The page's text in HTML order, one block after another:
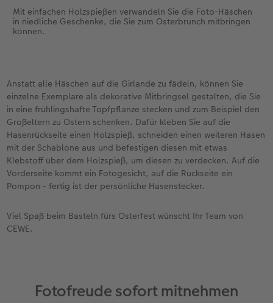
Mit einfachen Holzspießen verwandeln Sie die Foto-Häschen
in niedliche Geschenke, die Sie zum Osterbrunch mitbringen
können.
Anstatt alle Häschen auf die Girlande zu fädeln, können Sie
einzelne Exemplare als dekorative Mitbringsel gestalten, die Sie
in eine frühlingshafte Topfpflanze stecken und zum Beispiel den
Großeltern zu Ostern schenken. Dafür kleben Sie auf die
Hasenrückseite einen Holzspieß, schneiden einen weiteren Hasen
mit der Schablone aus und befestigen diesen mit etwas
Klebstoff über dem Holzspieß, um diesen zu verdecken. Auf die
Vorderseite kommt ein Fotogesicht, auf die Rückseite ein
Pompon - fertig ist der persönliche Hasenstecker.
Viel Spaß beim Basteln fürs Osterfest wünscht Ihr Team von
CEWE.
Fotofreude sofort mitnehmen